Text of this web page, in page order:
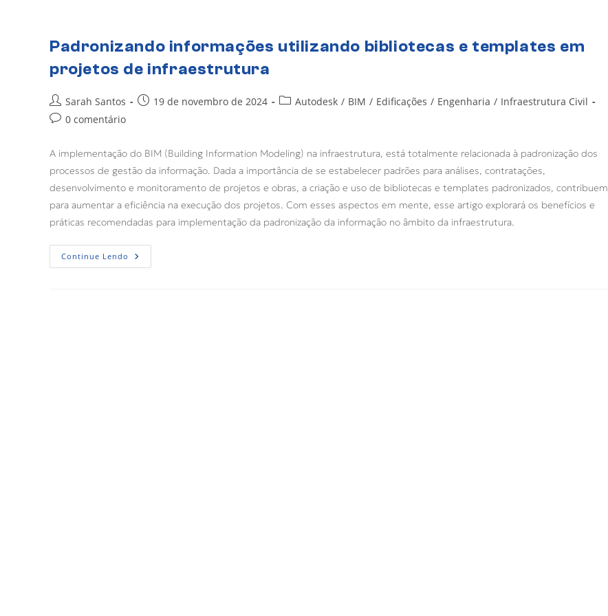
Padronizando informações utilizando bibliotecas e templates em
projetos de infraestrutura
Sarah Santos 19 de novembro de 2024 Autodesk / BIM / Edificações / Engenharia / Infraestrutura Civil
0 comentário
A implementação do BIM (Building Information Modeling) na infraestrutura, está totalmente relacionada à padronização dos
processos de gestão da informação. Dada a importância de se estabelecer padrões para análises, contratações,
desenvolvimento e monitoramento de projetos e obras, a criação e uso de bibliotecas e templates padronizados, contribuem
para aumentar a eficiência na execução dos projetos. Com esses aspectos em mente, esse artigo explorará os benefícios e
práticas recomendadas para implementação da padronização da informação no âmbito da infraestrutura.
Continue Lendo